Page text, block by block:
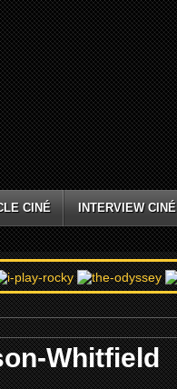
CINÉ INTERVIEW CINÉ
Whitfield